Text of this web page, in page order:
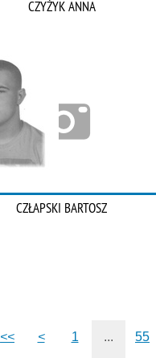
CZYŻYK ANNA
CZŁAPSKI BARTOSZ
<< < 1 ... 55